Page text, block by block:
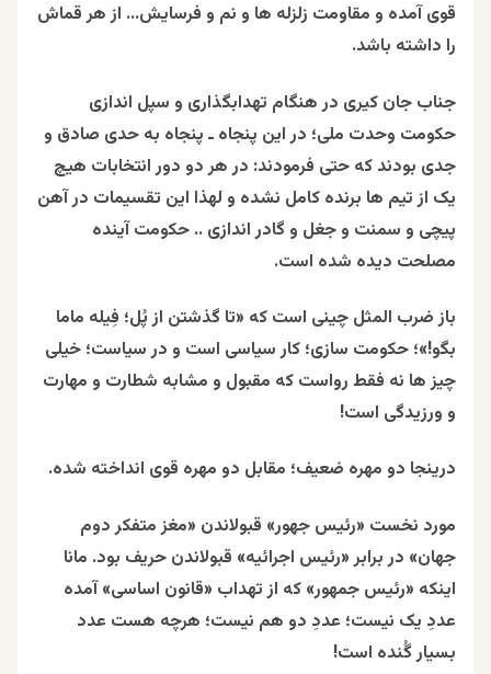
قوی آمده و مقاومت زلزله ها و نم و فرسایش… از هر قماش
را داشته باشد.
جناب جان کیری در هنگام تهدابگذاری و سپل اندازی
حکومت وحدت ملی؛ در این پنجاه ـ پنجاه به حدی صادق و
جدی بودند که حتی فرمودند: در هر دو دور انتخابات هیچ
یک از تیم ها برنده کامل نشده و لهذا این تقسیمات در آهن
پیچی و سمنت و جغل و گادر اندازی .. حکومت آینده
مصلحت دیده شده است.
باز ضرب المثل چینی است که «تا گذشتن از پُل؛ فِیله ماما
بگو!»؛ حکومت سازی؛ کار سیاسی است و در سیاست؛ خیلی
چیز ها نه فقط رواست که مقبول و مشابه شطارت و مهارت
و ورزیدگی است!
درینجا دو مهره ضعیف؛ مقابل دو مهره قوی انداخته شده.
مورد نخست «رئیس جهور» قبولاندن «مغز متفکر دوم
جهان» در برابر «رئیس اجرائیه» قبولاندن حریف بود. مانا
اینکه «رئیس جمهور» که از تهداب «قانون اساسی» آمده
عددِ یک نیست؛ عددِ دو هم نیست؛ هرچه هست عدد
بسیار گُنده است!